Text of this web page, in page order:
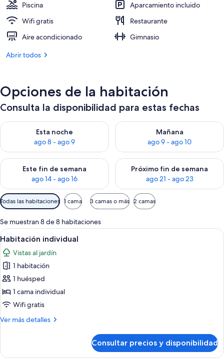
Se sirven desayunos, almuerzos y
Piscina
Aparcamiento incluido
Wifi gratis
Restaurante
Aire acondicionado
Gimnasio
Abrir todos
Opciones de la habitación
Consulta la disponibilidad para estas fechas
Esta noche
ago 8 - ago 9
Consulta la disponibilidad para esta noche, ago 8 - ago 9
Mañana
ago 9 - ago 10
Consulta la disponibilidad
Este fin de semana
ago 14 - ago 16
Consulta la disponibilidad para este fin de semana, ago 14 -
Próximo fin de semana
ago 21 - ago 23
Consulta la disponibilidad
Filtros
disponibles
para
las
habitaciones
Todas las habitaciones 1 cama 3 camas o más 2 camas
Se muestran 8 de 8 habitaciones
Abrir
todas
las
fotos
de
Habitación
individual
Habitación de hotel con cama,
11
Habitación individual
Vistas al jardín
1 habitación
1 huésped
1 cama individual
Wifi gratis
Ver más detalles
Más
individual
Consultar precios y disponibilidad